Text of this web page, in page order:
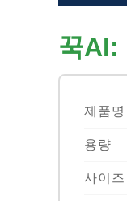
꾹AI:
제품명
용량
사이즈